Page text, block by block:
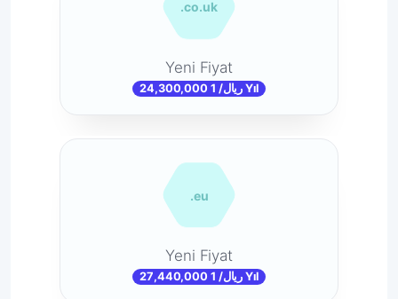
.co.uk
Yeni Fiyat
24,300,000 ریال/ 1 Yıl
.eu
Yeni Fiyat
27,440,000 ریال/ 1 Yıl